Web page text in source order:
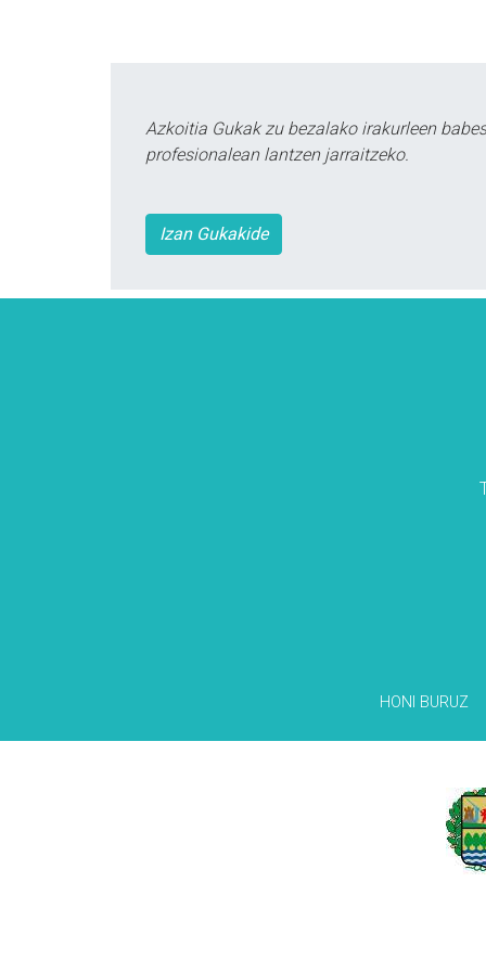
Azkoitia Gukak zu bezalako irakurleen
profesionalean lantzen jarraitzeko.
Izan Gukakide
HONI BURUZ